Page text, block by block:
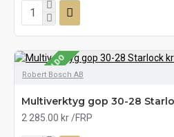
SE LAGERSALDO
Robert Bosch AB
Multiverktyg gop 30-28
2 285.00 kr /FRP